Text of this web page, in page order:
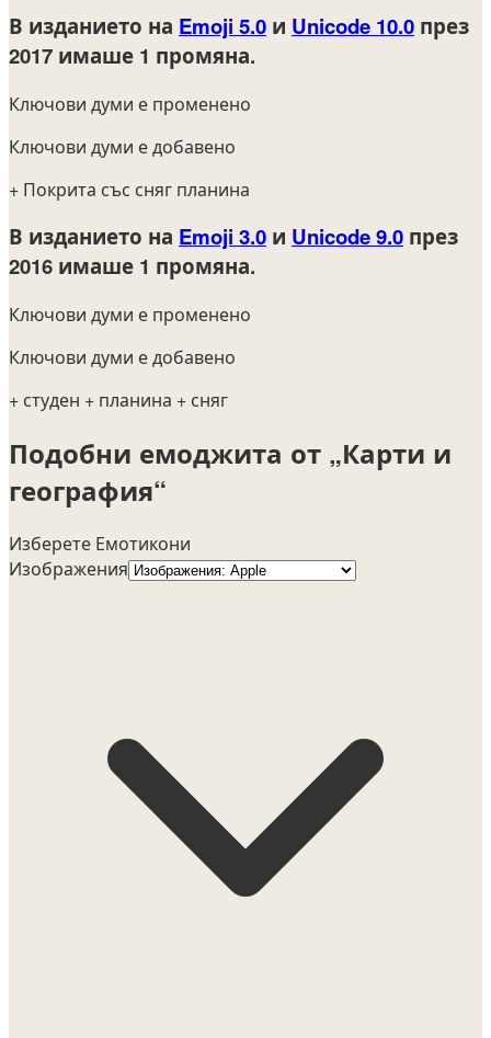
В изданието на Emoji 5.0 и Unicode 10.0 през
2017 имаше 1 промяна.
Ключови думи е променено
Ключови думи е добавено
+ Покрита със сняг планина
В изданието на Emoji 3.0 и Unicode 9.0 през
2016 имаше 1 промяна.
Ключови думи е променено
Ключови думи е добавено
+ студен + планина + сняг
Подобни емоджита от „Карти и
география“
Изберете Емотикони
Изображения